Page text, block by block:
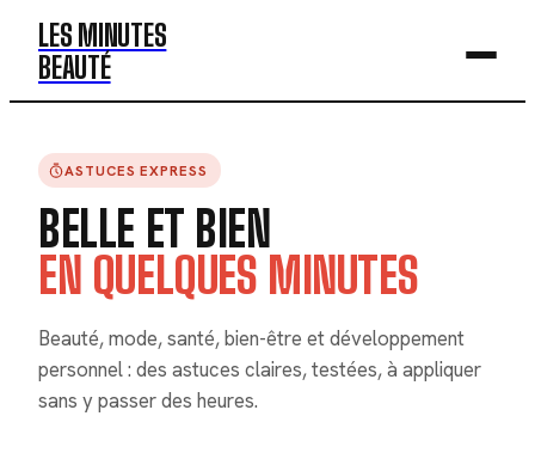
LES MINUTES
BEAUTÉ
BEAUTÉ
SANTÉ
BIEN-ÊTRE
DÉV. PERSO
ASTUCES EXPRESS
BELLE ET BIEN
EN QUELQUES MINUTES
Beauté, mode, santé, bien-être et développement
personnel : des astuces claires, testées, à appliquer
sans y passer des heures.